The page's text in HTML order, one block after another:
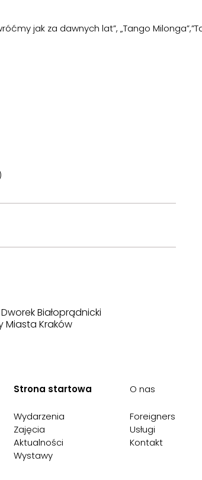
jak za dawnych lat”, „Tango Milonga”,”Ta
Białoprądnicki
Miasta Kraków
Strona startowa
Wydarzenia
Zajęcia
Aktualności
Wystawy
O nas
Foreigners
Usługi
Kontakt